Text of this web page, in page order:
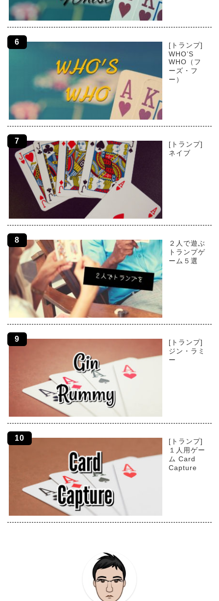
[トランプ]
WHO’S
WHO（フ
ーズ・フ
ー）
[トランプ]
ネイブ
２人で遊ぶ
トランプゲ
ーム５選
[トランプ]
ジン・ラミ
ー
[トランプ]
１人用ゲー
ム Card
Capture